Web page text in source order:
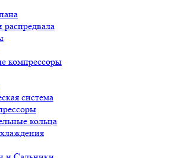
компрессоры
система
кольца